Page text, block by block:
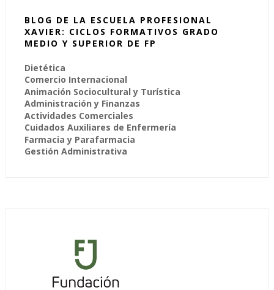
BLOG DE LA ESCUELA PROFESIONAL
XAVIER: CICLOS FORMATIVOS GRADO
MEDIO Y SUPERIOR DE FP
Dietética
Comercio Internacional
Animación Sociocultural y Turística
Administración y Finanzas
Actividades Comerciales
Cuidados Auxiliares de Enfermería
Farmacia y Parafarmacia
Gestión Administrativa